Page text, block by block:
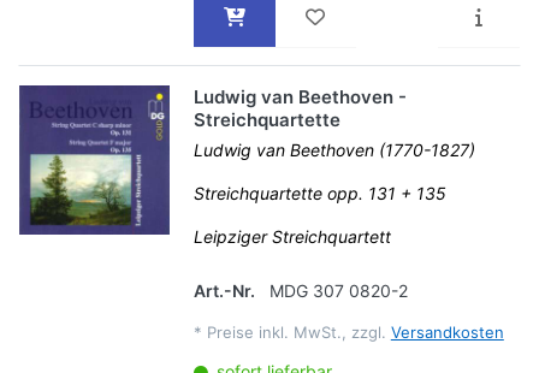
Ludwig van Beethoven -
Streichquartette
Ludwig van Beethoven (1770-1827)
Streichquartette opp. 131 + 135
Leipziger Streichquartett
Art.-Nr. MDG 307 0820-2
* Preise inkl. MwSt., zzgl. Versandkosten